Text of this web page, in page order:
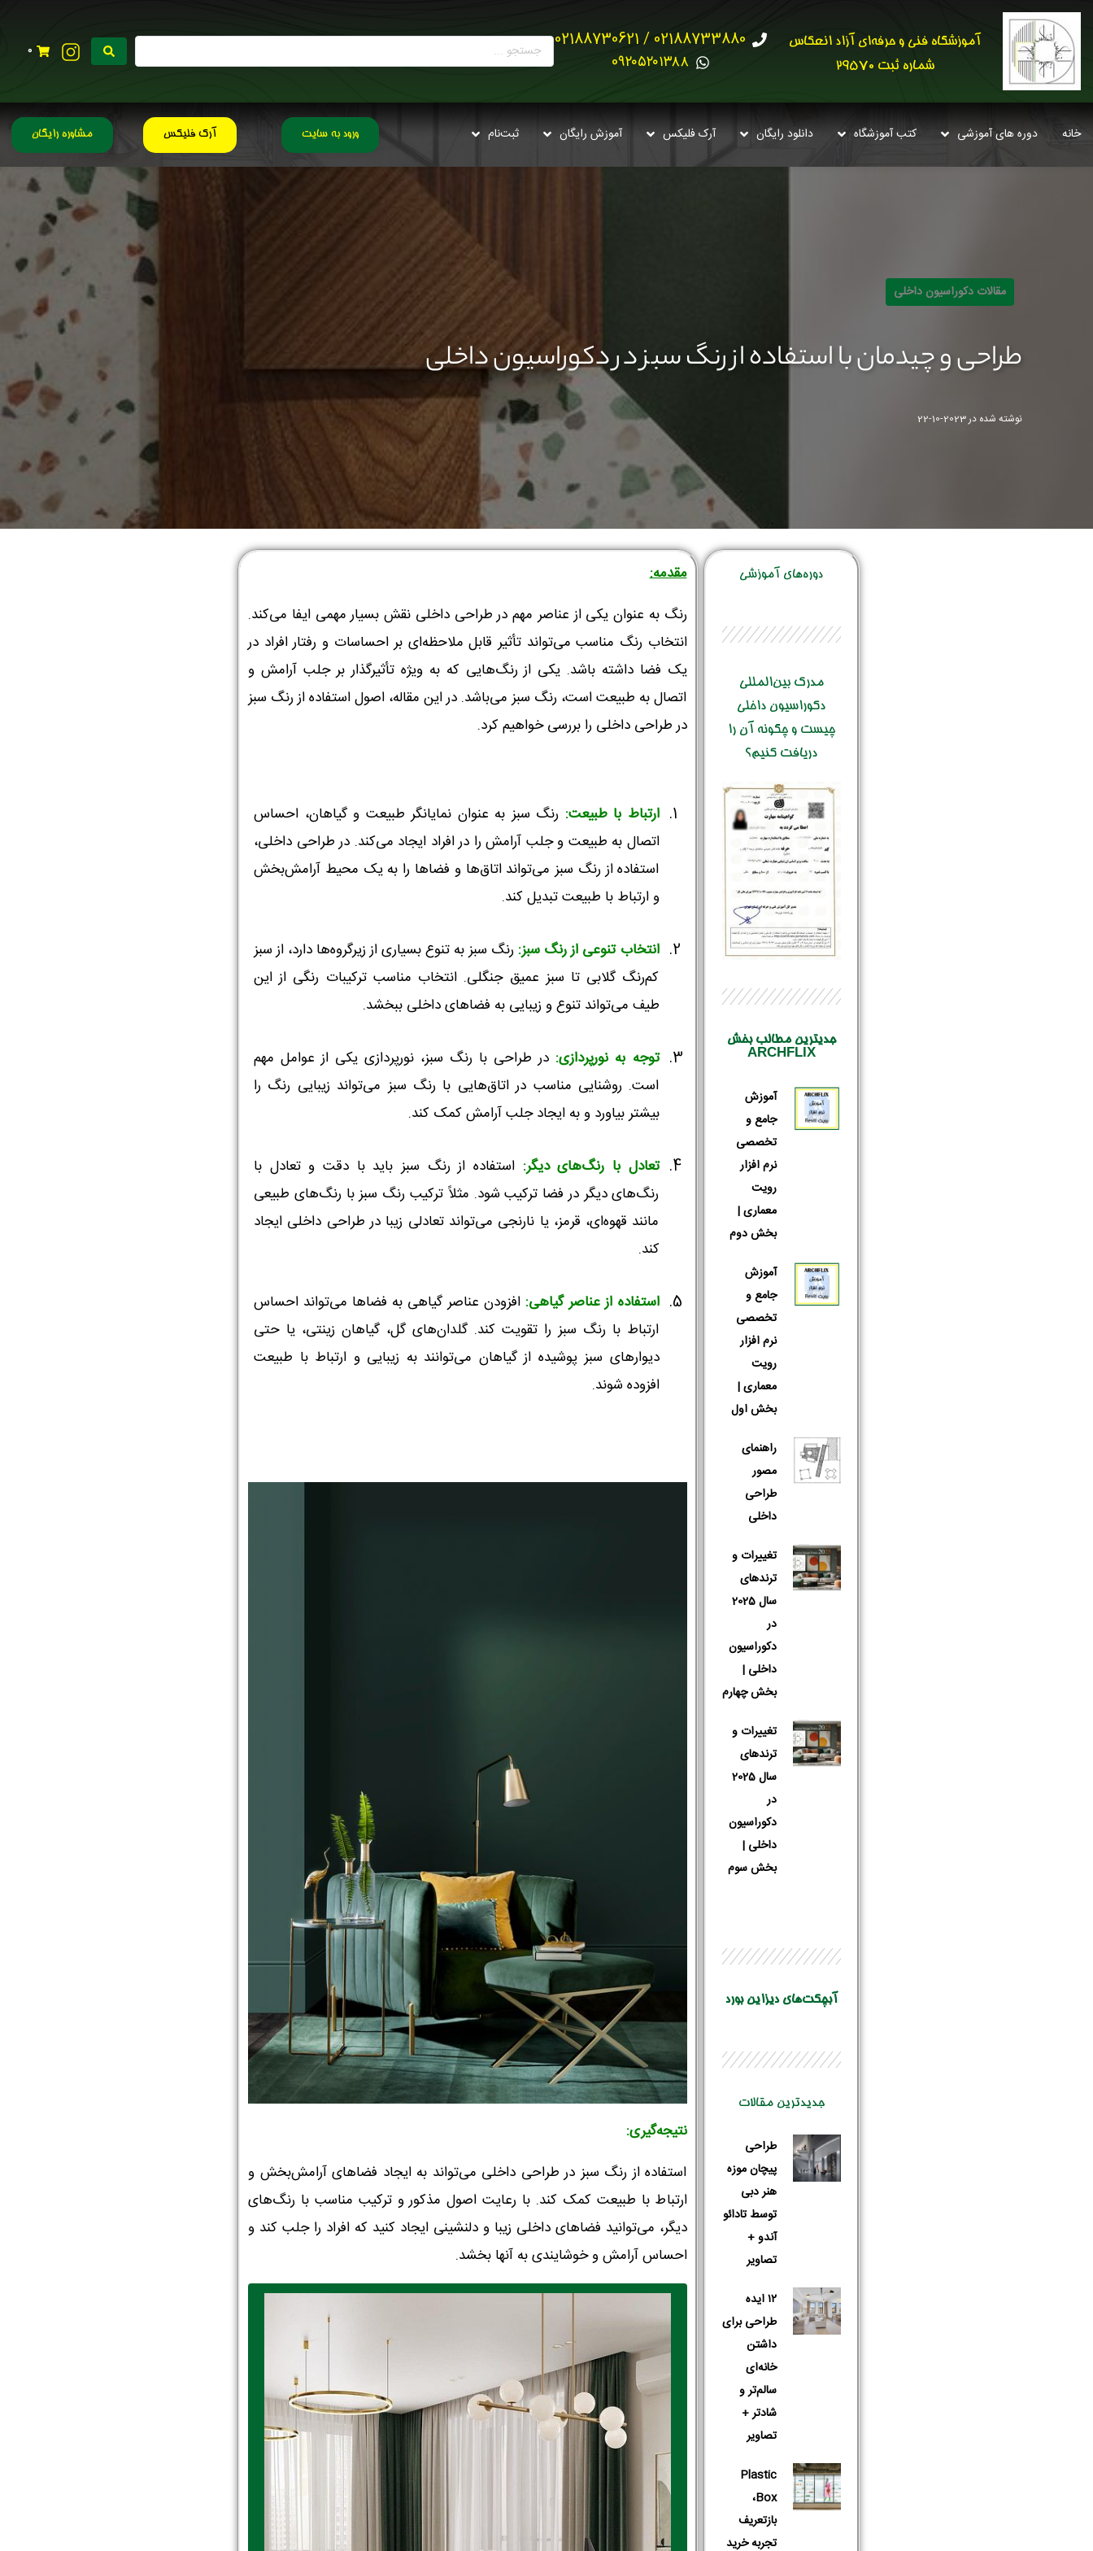
آموزشگاه فنی و حرفه‌ای آزاد انعکاس
شماره ثبت 29570
02188733880 / 02188730621
0۹۲۰۵۲۰۱۳۸۸
0
خانه دوره های آموزشی کتب آموزشگاه دانلود رایگان آرک فلیکس آموزش رایگان ثبت‌نام ورود به سایت آرک فلیکس مشاوره رایگان
مقالات دکوراسیون داخلی
طراحی و چیدمان با استفاده از رنگ سبز در دکوراسیون داخلی
نوشته شده در2023-10-22
مقدمه:
رنگ به عنوان یکی از عناصر مهم در طراحی داخلی نقش بسیار مهمی ایفا می‌کند.
انتخاب رنگ مناسب می‌تواند تأثیر قابل ملاحظه‌ای بر احساسات و رفتار افراد در
یک فضا داشته باشد. یکی از رنگ‌هایی که به ویژه تأثیرگذار بر جلب آرامش و
اتصال به طبیعت است، رنگ سبز می‌باشد. در این مقاله، اصول استفاده از رنگ سبز
در طراحی داخلی را بررسی خواهیم کرد.
ارتباط با طبیعت: رنگ سبز به عنوان نمایانگر طبیعت و گیاهان، احساس
اتصال به طبیعت و جلب آرامش را در افراد ایجاد می‌کند. در طراحی داخلی،
استفاده از رنگ سبز می‌تواند اتاق‌ها و فضاها را به یک محیط آرامش‌بخش
و ارتباط با طبیعت تبدیل کند.
انتخاب تنوعی از رنگ سبز: رنگ سبز به تنوع بسیاری از زیرگروه‌ها دارد، از سبز
کم‌رنگ گلابی تا سبز عمیق جنگلی. انتخاب مناسب ترکیبات رنگی از این
طیف می‌تواند تنوع و زیبایی به فضاهای داخلی ببخشد.
توجه به نورپردازی: در طراحی با رنگ سبز، نورپردازی یکی از عوامل مهم
است. روشنایی مناسب در اتاق‌هایی با رنگ سبز می‌تواند زیبایی رنگ را
بیشتر بیاورد و به ایجاد جلب آرامش کمک کند.
تعادل با رنگ‌های دیگر: استفاده از رنگ سبز باید با دقت و تعادل با
رنگ‌های دیگر در فضا ترکیب شود. مثلاً ترکیب رنگ سبز با رنگ‌های طبیعی
مانند قهوه‌ای، قرمز، یا نارنجی می‌تواند تعادلی زیبا در طراحی داخلی ایجاد
کند.
استفاده از عناصر گیاهی: افزودن عناصر گیاهی به فضاها می‌تواند احساس
ارتباط با رنگ سبز را تقویت کند. گلدان‌های گل، گیاهان زینتی، یا حتی
دیوارهای سبز پوشیده از گیاهان می‌توانند به زیبایی و ارتباط با طبیعت
افزوده شوند.
نتیجه‌گیری:
استفاده از رنگ سبز در طراحی داخلی می‌تواند به ایجاد فضاهای آرامش‌بخش و
ارتباط با طبیعت کمک کند. با رعایت اصول مذکور و ترکیب مناسب با رنگ‌های
دیگر، می‌توانید فضاهای داخلی زیبا و دلنشینی ایجاد کنید که افراد را جلب کند و
احساس آرامش و خوشایندی به آنها بخشد.
دوره‌‌های آموزشی
مدرک بین‌المللی
دکوراسیون داخلی
چیست و چگونه آن را
دریافت کنیم؟
جدیترین مطالب بخش
ARCHFLIX
آموزش
جامع و
تخصصی
نرم افزار
رویت
معماری |
بخش دوم
آموزش
جامع و
تخصصی
نرم افزار
رویت
معماری |
بخش اول
راهنمای
مصور
طراحی
داخلی
تغییرات و
ترندهای
سال 2025
در
دکوراسیون
داخلی |
بخش چهارم
تغییرات و
ترندهای
سال 2025
در
دکوراسیون
داخلی |
بخش سوم
آبچکت‌های دیزاین بورد
جدیدترین مقالات
طراحی
پیچان موزه
هنر دبی
توسط تادائو
آندو +
تصاویر
۱۲ ایده
طراحی برای
داشتن
خانه‌ای
سالم‌تر و
شادتر +
تصاویر
Plastic
Box،
بازتعریف
تجربه خرید
نام و نام خانوادگی :